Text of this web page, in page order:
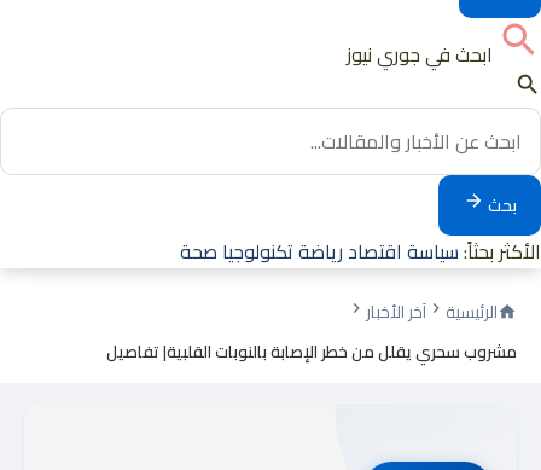
ابحث في جوري نيوز
بحث
الأكثر بحثاً:سياسة اقتصاد رياضةتكنولوجيا صحة
الرئيسية
آخر الأخبار
مشروب سحري يقلل من خطر الإصابة بالنوبات القلبية| تفاصيل